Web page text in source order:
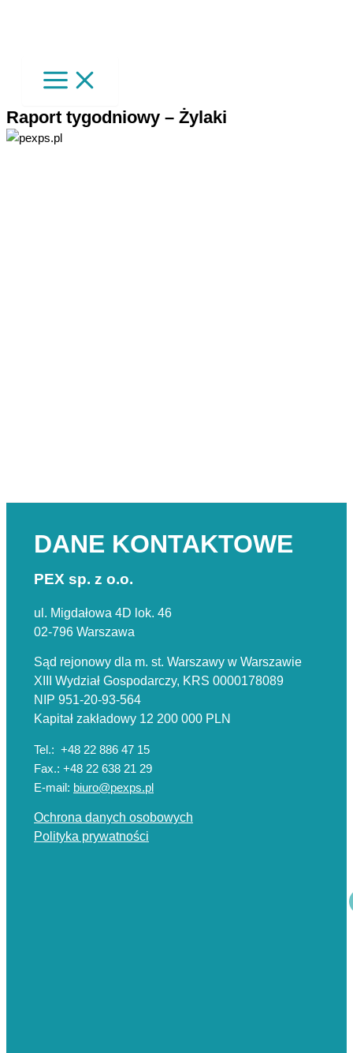
Raport tygodniowy – Żylaki
DANE KONTAKTOWE
PEX sp. z o.o.
ul. Migdałowa 4D lok. 46
02-796 Warszawa
Sąd rejonowy dla m. st. Warszawy w Warszawie
XIII Wydział Gospodarczy, KRS 0000178089
NIP 951-20-93-564
Kapitał zakładowy 12 200 000 PLN
Tel.: +48 22 886 47 15
Fax.: +48 22 638 21 29
E-mail: biuro@pexps.pl
Ochrona danych osobowych
Polityka prywatności